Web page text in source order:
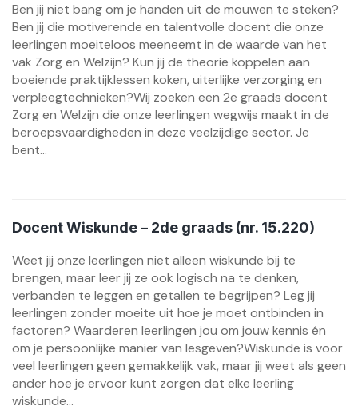
Ben jij niet bang om je handen uit de mouwen te steken?
Ben jij die motiverende en talentvolle docent die onze
leerlingen moeiteloos meeneemt in de waarde van het
vak Zorg en Welzijn? Kun jij de theorie koppelen aan
boeiende praktijklessen koken, uiterlijke verzorging en
verpleegtechnieken?Wij zoeken een 2e graads docent
Zorg en Welzijn die onze leerlingen wegwijs maakt in de
beroepsvaardigheden in deze veelzijdige sector. Je
bent...
Docent Wiskunde – 2de graads (nr. 15.220)
Weet jij onze leerlingen niet alleen wiskunde bij te
brengen, maar leer jij ze ook logisch na te denken,
verbanden te leggen en getallen te begrijpen? Leg jij
leerlingen zonder moeite uit hoe je moet ontbinden in
factoren? Waarderen leerlingen jou om jouw kennis én
om je persoonlijke manier van lesgeven?Wiskunde is voor
veel leerlingen geen gemakkelijk vak, maar jij weet als geen
ander hoe je ervoor kunt zorgen dat elke leerling
wiskunde...